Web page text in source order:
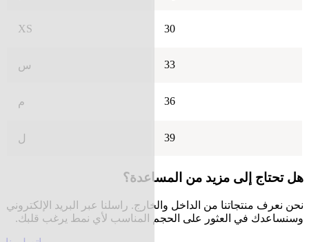
XS 30
س 33
م 36
ل 39
هل تحتاج إلى مزيد من المساعدة؟
نحن نعرف منتجاتنا من الداخل والخارج. راسلنا عبر البريد الإلكتروني
وسنساعدك في العثور على الحجم المناسب لأي نمط يرغب قلبك.